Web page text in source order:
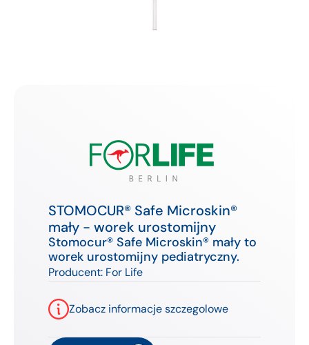
STOMOCUR® Safe Microskin®
mały - worek urostomijny
Stomocur® Safe Microskin® mały to
worek urostomijny pediatryczny.
Producent: For Life
Zobacz informacje szczegolowe